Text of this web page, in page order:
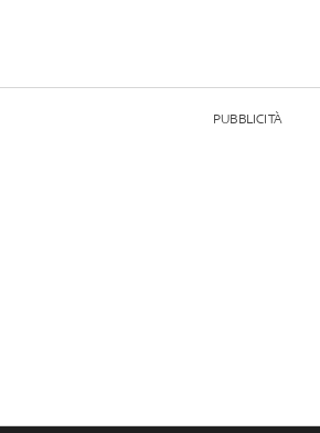
PUBBLICITÀ